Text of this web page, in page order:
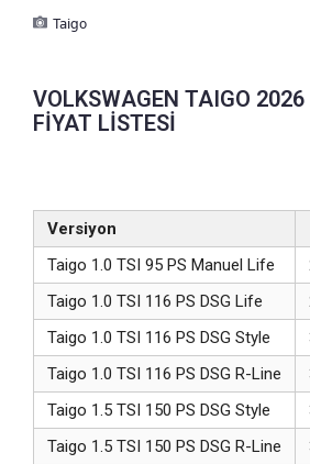
Taigo
VOLKSWAGEN TAIGO
FİYAT LİSTESİ
Versiyon
Taigo 1.0 TSI 95 PS Manuel Life
Taigo 1.0 TSI 116 PS DSG Life
Taigo 1.0 TSI 116 PS DSG Style
Taigo 1.0 TSI 116 PS DSG R-Line
Taigo 1.5 TSI 150 PS DSG Style
Taigo 1.5 TSI 150 PS DSG R-Line